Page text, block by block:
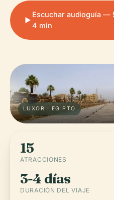
Escuchar audioguía —
4 min
LUXOR · EGIPTO
15
ATRACCIONES
3-4 días
DURACIÓN DEL VIAJE